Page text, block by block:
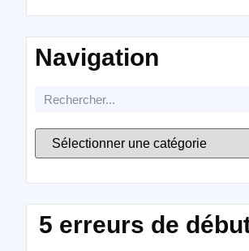
Navigation
5 erreurs de